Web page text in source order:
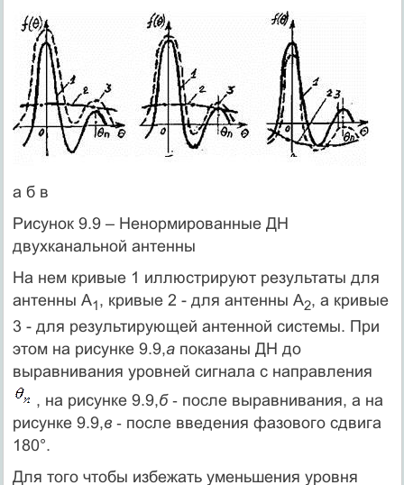
а б в
Рисунок 9.9 – Ненормированные ДН
двухканальной антенны
На нем кривые 1 иллюстрируют результаты для
антенны А1, кривые 2 - для антенны А2, а кривые
3 - для результирующей антенной системы. При
этом на рисунке 9.9,апоказаны ДН до
выравнивания уровней сигнала с направления
, на рисунке 9.9,б‑ после выравнивания, а на
рисунке 9.9,в‑ после введения фазового сдвига
180°.
Для того чтобы избежать уменьшения уровня